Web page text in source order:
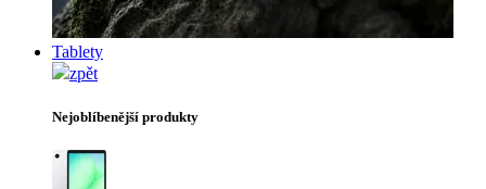
Tablety
zpět
Nejoblíbenější produkty